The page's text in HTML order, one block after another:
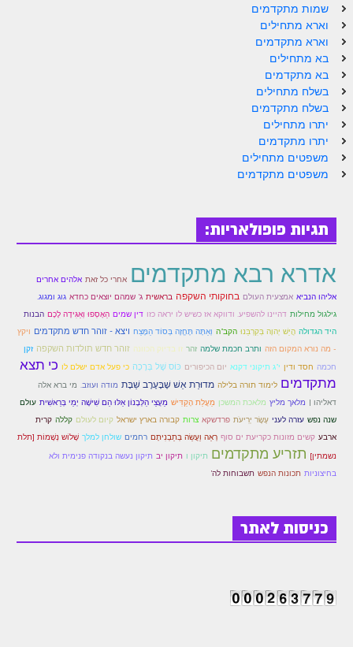
זוהר בהעלותך למתחילים
זוהר בהעלותך למתקדמים
זוהר שלח לך למתחילים
זוהר שלח לך למתקדמים
זוהר קורח למתקדמים
חוקת מתקדמים
זוהר בלק למתקדמים
זוהר פנחס למתקדמים
ספר הזוהר – דברים
זוהר ואתחנן למתקדמים
זוהר עקב מתחילים
זהר שופטים מתקדמים
זוהר כי תצא מתקדמים
שמות מתקדמים
וארא מתחילים
וארא מתקדמים
בא מתחילים
בא מתקדמים
בשלח מתחילים
בשלח מתקדמים
יתרו מתחילים
יתרו מתקדמים
משפטים מתחילים
משפטים מתקדמים
תגיות פופולאריות:
אדרא רבא מתקדמים אחרי כל זאת אלהים אחרים
אליהו הנביא אמצעית העולם בחוקותי השקפה בראשית ג' שמהם יוצאים כחדא גוג ומגוג.
גילגול מחילות דהיינו להשפיע. ודווקא אז כשיש לו יראה כזו דין שמים הֵאָסְפוּ וְאַגִּידָה לָכֶם הבנות
היד הגדולה הֲיֵשׁ יְהוָה בְּקִרְבֵּנוּ הקב"ה וְאַתָּה תֶּחֱזֶה בְּסוֹד הַמֶּצַח ויצא - זוהר חדש מתקדמים ויקץ
- מה נורא המקום הזה ותרב חכמת שלמה זהר זו בדיוק הכוונה זוהר חדש תולדות השקפה זקן
חכמה חסד ודין י"ג תיקוני דקנא יום הכיפורים כּוֹס שֶׁל בְּרָכָה כי פעל אדם ישלם לו כי תצא
מתקדמים לימוד תורה בלילה מדוּרַת אֵשׁ שֶׁבָּעֶרֶב שַׁבָּת מודה ועוזב. מי ברא אלה
דאליהו | מלאך מליץ מלאכת המשכן מַעֲלַת הָקַדִּישׁ מֵעֲצֵי הַלְּבָנוֹן אֵלּוּ הֵם שִׁישָׁה יְמֵי בְּרֵאשִׁית עולם
שנה נפש עזרה לעני עֶשֶׂר יְרִיעֹת פרדשקא צרות קבורה בארץ ישראל קיום לעולם קללה קרית
ארבע קשים מזונות כקריעת ים סוף רְאֵה וַעֲשֵׂה בְּתַבְנִיתָם רחמים שולחן למלך שָׁלוֹש נְשָׁמוֹת [תלת
נשמתין] תזריע מתקדמים תיקון ו תיקון יב תיקון נעשה בנקודה פנימית ולא
בחיצוניות תכונות הנפש תשבוחות לה'
כניסות לאתר